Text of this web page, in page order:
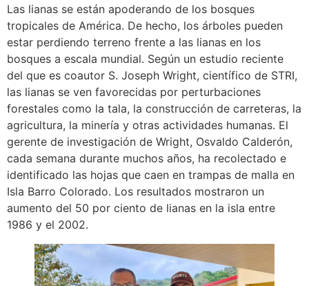
Las lianas se están apoderando de los bosques
tropicales de América. De hecho, los árboles pueden
estar perdiendo terreno frente a las lianas en los
bosques a escala mundial. Según un estudio reciente
del que es coautor S. Joseph Wright, científico de STRI,
las lianas se ven favorecidas por perturbaciones
forestales como la tala, la construcción de carreteras, la
agricultura, la minería y otras actividades humanas. El
gerente de investigación de Wright, Osvaldo Calderón,
cada semana durante muchos años, ha recolectado e
identificado las hojas que caen en trampas de malla en
Isla Barro Colorado. Los resultados mostraron un
aumento del 50 por ciento de lianas en la isla entre
1986 y el 2002.